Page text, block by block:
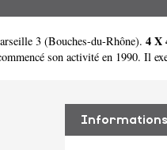
3 (Bouches-du-Rhône). 4 X
son activité en 1990. Il